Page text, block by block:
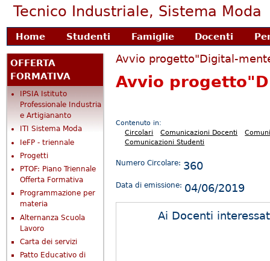
Tecnico Industriale, Sistema Moda
principale
Home Studenti Famiglie Docenti
Tu sei qui
Avvio progetto"Digital-
Avvio
Contenuto in:
Circolari
Comunicazioni Docenti
Comunicazioni Studenti
Numero Circolare: 360
Data di emissione: 04/06/2019
Ai Docenti
OFFERTA
FORMATIVA
IPSIA Istituto
Professionale Industria
e Artigiananto
ITI Sistema Moda
IeFP - triennale
Progetti
PTOF: Piano Triennale
Offerta Formativa
Programmazione per
materia
Alternanza Scuola
Lavoro
Carta dei servizi
Patto Educativo di